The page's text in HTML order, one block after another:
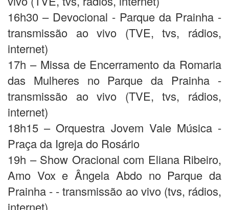
16h30 – Devocional - Parque da Prainha -
transmissão ao vivo (TVE, tvs, rádios,
internet)
17h – Missa de Encerramento da Romaria
das Mulheres no Parque da Prainha -
transmissão ao vivo (TVE, tvs, rádios,
internet)
18h15 – Orquestra Jovem Vale Música -
Praça da Igreja do Rosário
19h – Show Oracional com Eliana Ribeiro,
Amo Vox e Ângela Abdo no Parque da
Prainha - - transmissão ao vivo (tvs, rádios,
internet)